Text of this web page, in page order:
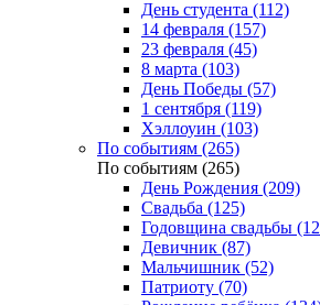
День студента (112)
14 февраля (157)
23 февраля (45)
8 марта (103)
День Победы (57)
1 сентября (119)
Хэллоуин (103)
По событиям (265)
По событиям (265)
День Рождения (209)
Свадьба (125)
Годовщина свадьбы
Девичник (87)
Мальчишник (52)
Патриоту (70)